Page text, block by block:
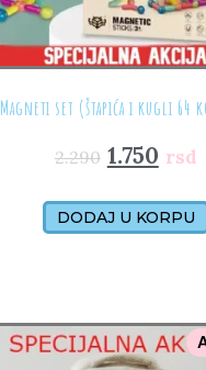
Magneti set (štapića i kugli 64
2.290 1.750 rsd
DODAJ U KORPU